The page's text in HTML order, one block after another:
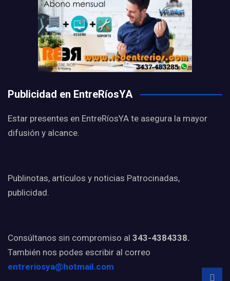
Publicidad en EntreRíosYA
Estar presentes en EntreRíosYA te asegura la mayor
difusión y alcance.
Publinotas, artículos y noticias Patrocinadas,
publicidad.
Consúltanos sin compromiso al 343-4384338.
También nos podes escribir al correo
entreriosya@hotmail.com